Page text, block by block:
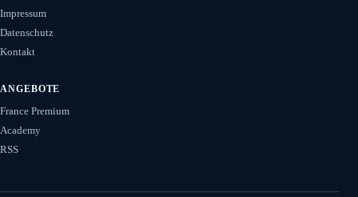
Impressum
Datenschutz
Kontakt
ANGEBOTE
France Premium
Academy
RSS